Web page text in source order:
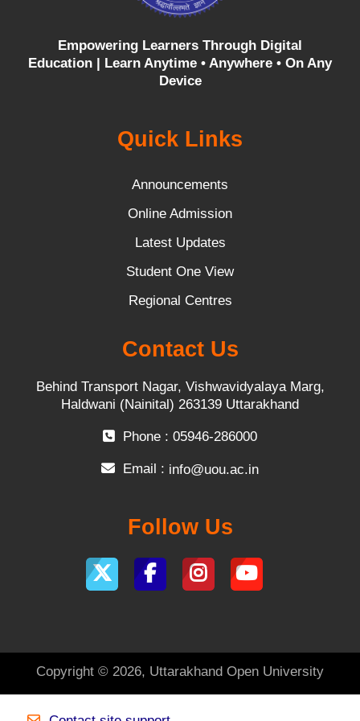
Empowering Learners Through Digital
Education |
Learn Anytime • Anywhere • On Any
Device
Quick Links
Announcements
Online Admission
Latest Updates
Student One View
Regional Centres
Contact Us
Behind Transport Nagar, Vishwavidyalaya Marg,
Haldwani (Nainital) 263139 Uttarakhand
Phone : 05946-286000
Email : info@uou.ac.in
Follow Us
Copyright © 2026, Uttarakhand Open University